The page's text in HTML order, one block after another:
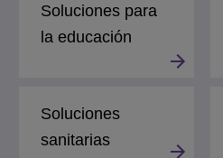
Soluciones para
la educación
Soluciones
sanitarias